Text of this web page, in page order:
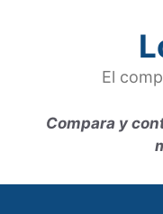
El
Compara y